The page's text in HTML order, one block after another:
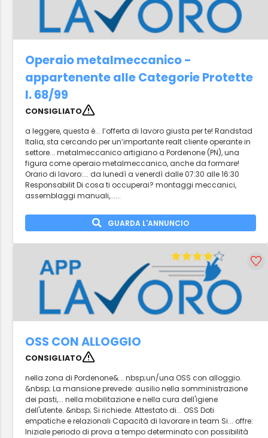
Operaio metalmeccanico -
appartenente alle Categorie Protette
l. 68/99
CONSIGLIATO
a leggere, questa è... l’offerta di lavoro giusta per te! Randstad
Italia, sta cercando per un’importante realt cliente operante in
settore... metalmeccanico artigiano a Pordenone (PN), una
figura come operaio metalmeccanico, anche da formare!
Orario di lavoro:... da lunedì a venerdì dalle 07:30 alle 16:30
Responsabilit Di cosa ti occuperai? montaggi meccanici,
assemblaggi manuali,......
GUARDA L'ANNUNCIO
OSS CON ALLOGGIO
CONSIGLIATO
nella zona di Pordenone&... nbsp;un/una OSS con alloggio.
&nbsp; La mansione prevede: ausilio nella somministrazione
dei pasti,... nella mobilitazione e nella cura dell'igiene
dell'utente. &nbsp; Si richiede: Attestato di... OSS Doti
empatiche e relazionali Capacità di lavorare in team Si... offre:
Iniziale periodo di prova a tempo determinato con possibilità